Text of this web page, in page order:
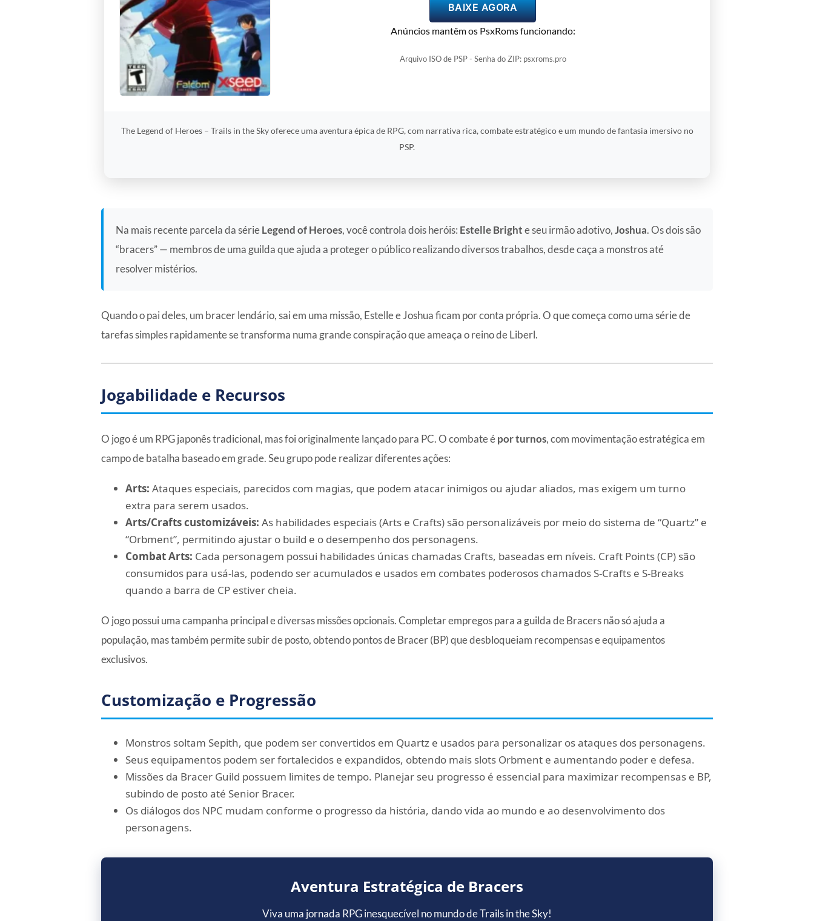
BAIXE AGORA
Anúncios mantêm os PsxRoms funcionando:
Arquivo ISO de PSP - Senha do ZIP: psxroms.pro
The Legend of Heroes – Trails in the Sky oferece uma aventura épica de RPG, com narrativa rica, combate estratégico e um mundo de fantasia imersivo no
PSP.
Na mais recente parcela da sérieLegend of Heroes, você controla dois heróis: Estelle Brighte seu irmão adotivo,Joshua. Os dois são
“bracers” — membros de uma guilda que ajuda a proteger o público realizando diversos trabalhos, desde caça a monstros até
resolver mistérios.
Quando o pai deles, um bracer lendário, sai em uma missão, Estelle e Joshua ficam por conta própria. O que começa como uma série de
tarefas simples rapidamente se transforma numa grande conspiração que ameaça o reino de Liberl.
Jogabilidade e Recursos
O jogo é um RPG japonês tradicional, mas foi originalmente lançado para PC. O combate épor turnos, com movimentação estratégica em
campo de batalha baseado em grade. Seu grupo pode realizar diferentes ações:
Arts: Ataques especiais, parecidos com magias, que podem atacar inimigos ou ajudar aliados, mas exigem um turno
extra para serem usados.
Arts/Crafts customizáveis: As habilidades especiais (Arts e Crafts) são personalizáveis por meio do sistema de “Quartz” e
“Orbment”, permitindo ajustar o build e o desempenho dos personagens.
Combat Arts: Cada personagem possui habilidades únicas chamadas Crafts, baseadas em níveis. Craft Points (CP) são
consumidos para usá-las, podendo ser acumulados e usados em combates poderosos chamados S-Crafts e S-Breaks
quando a barra de CP estiver cheia.
O jogo possui uma campanha principal e diversas missões opcionais. Completar empregos para a guilda de Bracers não só ajuda a
população, mas também permite subir de posto, obtendo pontos de Bracer (BP) que desbloqueiam recompensas e equipamentos
exclusivos.
Customização e Progressão
Monstros soltam Sepith, que podem ser convertidos em Quartz e usados para personalizar os ataques dos personagens.
Seus equipamentos podem ser fortalecidos e expandidos, obtendo mais slots Orbment e aumentando poder e defesa.
Missões da Bracer Guild possuem limites de tempo. Planejar seu progresso é essencial para maximizar recompensas e BP,
subindo de posto até Senior Bracer.
Os diálogos dos NPC mudam conforme o progresso da história, dando vida ao mundo e ao desenvolvimento dos
personagens.
Aventura Estratégica de Bracers
Viva uma jornada RPG inesquecível no mundo de Trails in the Sky!